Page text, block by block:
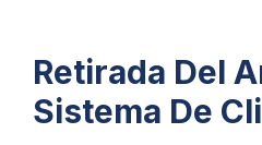
Retirada Del
Sistema De